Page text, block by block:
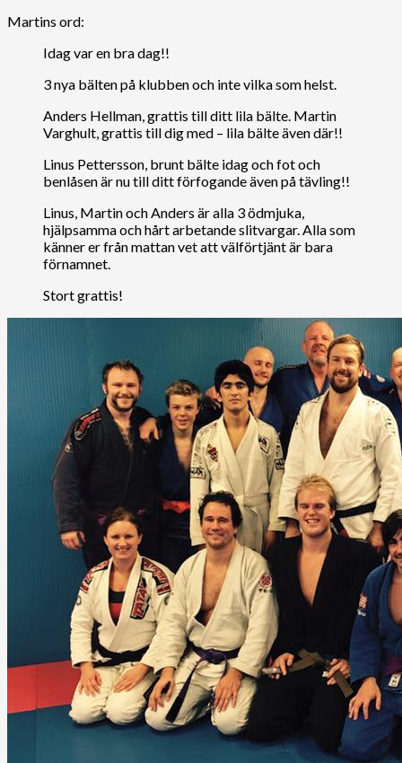
Martins ord:
Idag var en bra dag!!
3 nya bälten på klubben och inte vilka som helst.
Anders Hellman, grattis till ditt lila bälte. Martin
Varghult, grattis till dig med – lila bälte även där!!
Linus Pettersson, brunt bälte idag och fot och
benlåsen är nu till ditt förfogande även på tävling!!
Linus, Martin och Anders är alla 3 ödmjuka,
hjälpsamma och hårt arbetande slitvargar. Alla som
känner er från mattan vet att välförtjänt är bara
förnamnet.
Stort grattis!